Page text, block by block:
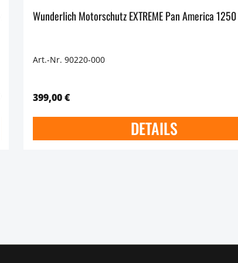
Art.-Nr. 90220-000
399,00 €
DETAILS